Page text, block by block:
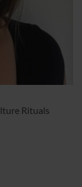
Rituals